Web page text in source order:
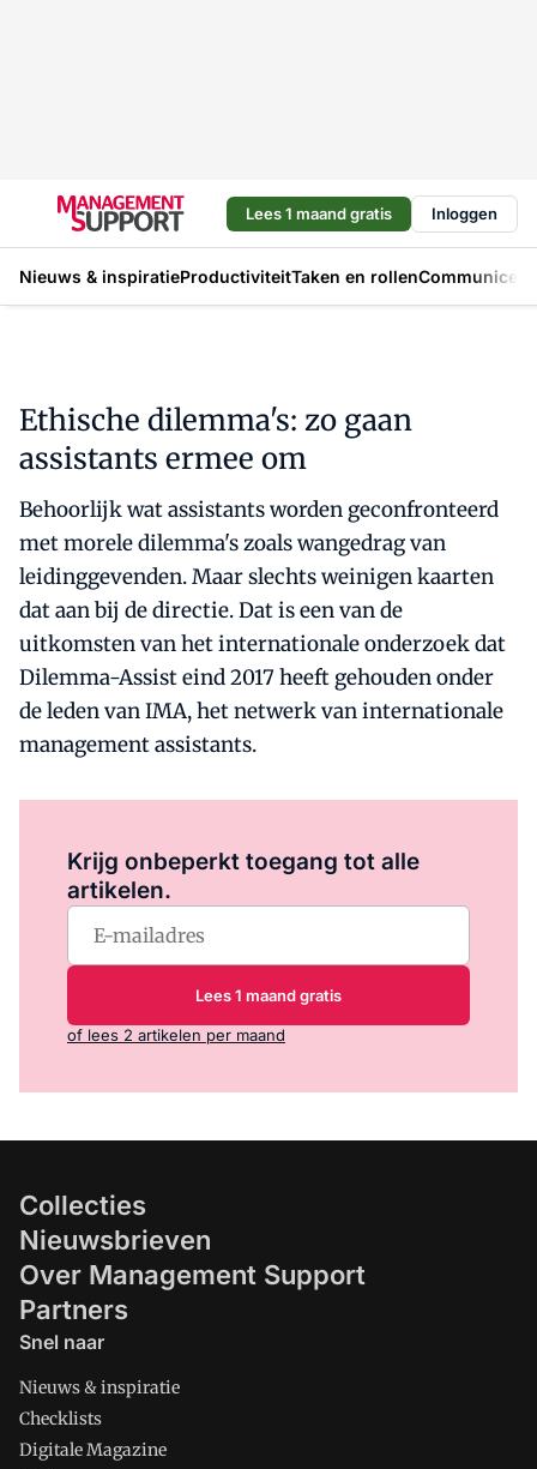
Lees 1 maand gratis Inloggen
Nieuws & inspiratieProductiviteitTaken en rollen
Ethische dilemma's: zo gaan
assistants ermee om
Behoorlijk wat assistants worden geconfronteerd
met morele dilemma's zoals wangedrag van
leidinggevenden. Maar slechts weinigen kaarten
dat aan bij de directie. Dat is een van de
uitkomsten van het internationale onderzoek dat
Dilemma-Assist eind 2017 heeft gehouden onder
de leden van IMA, het netwerk van internationale
management assistants.
Krijg onbeperkt toegang tot alle
artikelen.
Lees 1 maand gratis
of lees 2 artikelen per maand
Collecties
Nieuwsbrieven
Over Management Support
Partners
Snel naar
Nieuws & inspiratie
Checklists
Digitale Magazine